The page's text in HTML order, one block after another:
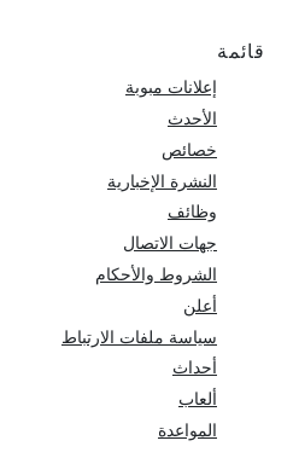
قائمة
إعلانات مبوبة
الأحدث
خصائص
النشرة الإخبارية
وظائف
جهات الاتصال
الشروط والأحكام
أعلن
سياسة ملفات الارتباط
أحداث
ألعاب
المواعدة